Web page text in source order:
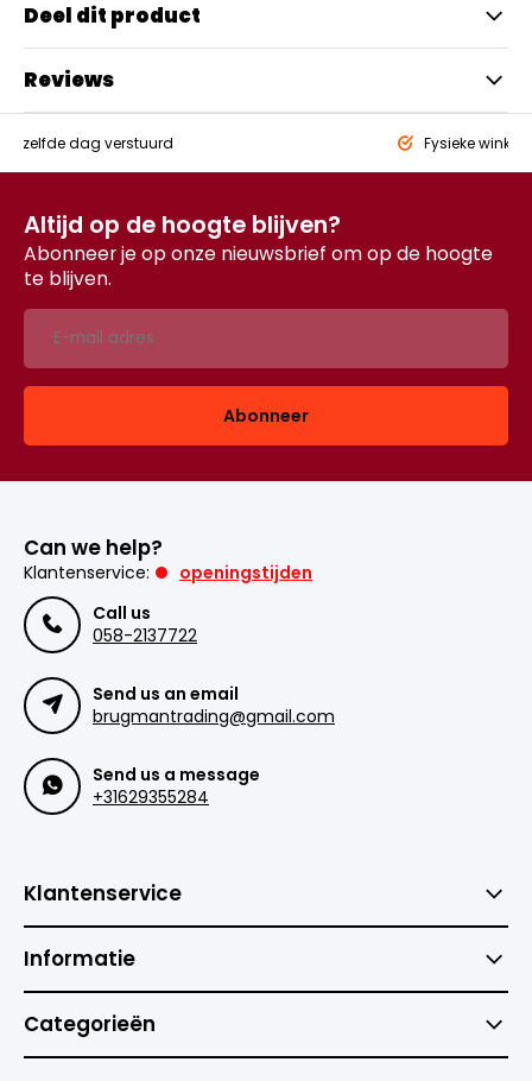
Deel dit product
Reviews
zelfde dag verstuurd Fysieke winkel
Altijd op de hoogte blijven?
Abonneer je op onze nieuwsbrief om op de hoogte
te blijven.
Abonneer
Can we help?
Klantenservice:
openingstijden
Call us
058-2137722
Send us an email
brugmantrading@gmail.com
Send us a message
+31629355284
Klantenservice
Informatie
Categorieën